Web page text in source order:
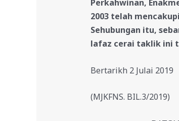
Perkahwinan,
2003 telah
Sehubungan itu,
lafaz cerai taklik ini
Bertarikh 2 Julai 2019
(MJKFNS. BIL.3/2019)